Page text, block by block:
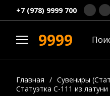
+7 (978) 9999 700
9999
Главная / Сувениры
Статуэтка С-111 из